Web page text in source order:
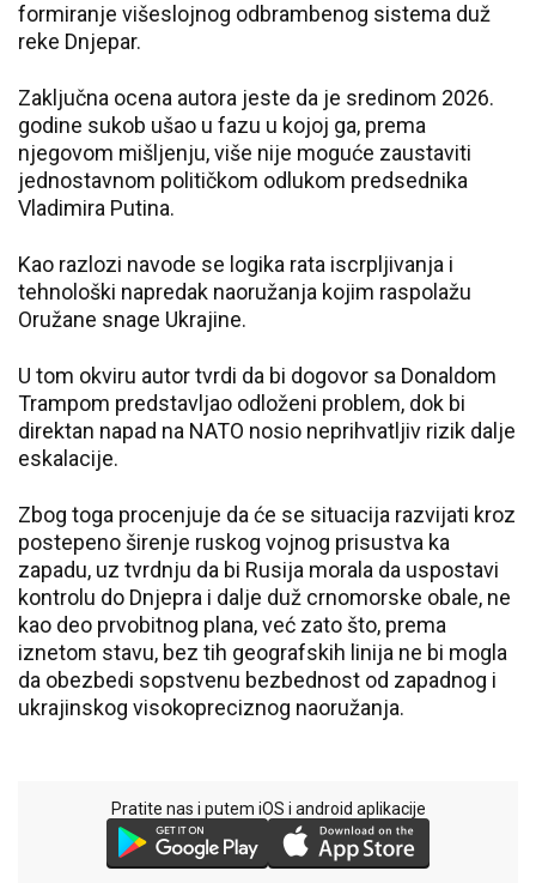
formiranje višeslojnog odbrambenog sistema duž
reke Dnjepar.
Zaključna ocena autora jeste da je sredinom 2026.
godine sukob ušao u fazu u kojoj ga, prema
njegovom mišljenju, više nije moguće zaustaviti
jednostavnom političkom odlukom predsednika
Vladimira Putina.
Kao razlozi navode se logika rata iscrpljivanja i
tehnološki napredak naoružanja kojim raspolažu
Oružane snage Ukrajine.
U tom okviru autor tvrdi da bi dogovor sa Donaldom
Trampom predstavljao odloženi problem, dok bi
direktan napad na NATO nosio neprihvatljiv rizik dalje
eskalacije.
Zbog toga procenjuje da će se situacija razvijati kroz
postepeno širenje ruskog vojnog prisustva ka
zapadu, uz tvrdnju da bi Rusija morala da uspostavi
kontrolu do Dnjepra i dalje duž crnomorske obale, ne
kao deo prvobitnog plana, već zato što, prema
iznetom stavu, bez tih geografskih linija ne bi mogla
da obezbedi sopstvenu bezbednost od zapadnog i
ukrajinskog visokopreciznog naoružanja.
Pratite nas i putem iOS i android aplikacije